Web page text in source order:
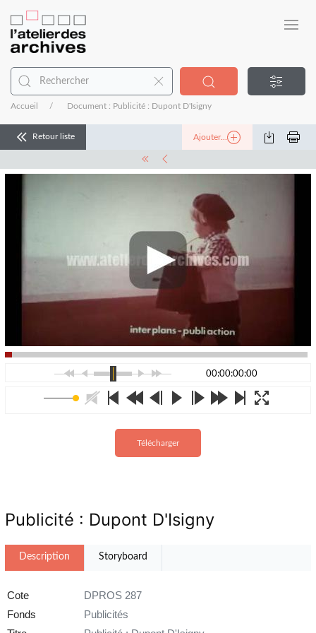
Accueil Document : Publicité : Dupont D'Isigny
Retour liste Ajouter...
00:00:00:00
Télécharger
Publicité : Dupont D'Isigny
Description Storyboard
Cote
DPROS 287
Fonds
Publicités